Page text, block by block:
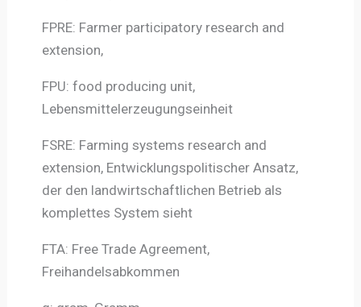
FPRE: Farmer participatory research and
extension,
FPU: food producing unit,
Lebensmittelerzeugungseinheit
FSRE: Farming systems research and
extension, Entwicklungspolitischer Ansatz,
der den landwirtschaftlichen Betrieb als
komplettes System sieht
FTA: Free Trade Agreement,
Freihandelsabkommen